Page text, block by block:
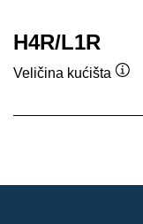
H4R/L1R
Veličina kućišta